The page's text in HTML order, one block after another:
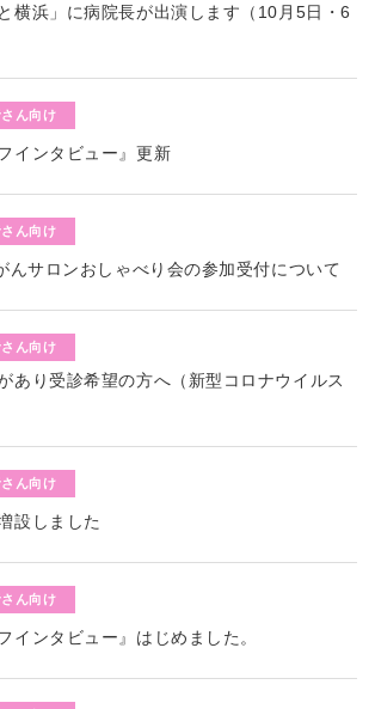
横浜」に病院長が出演します（10月5日・6
ん向け
インタビュー』更新
ん向け
んサロンおしゃべり会の参加受付について
ん向け
あり受診希望の方へ（新型コロナウイルス
ん向け
設しました
ん向け
インタビュー』はじめました。